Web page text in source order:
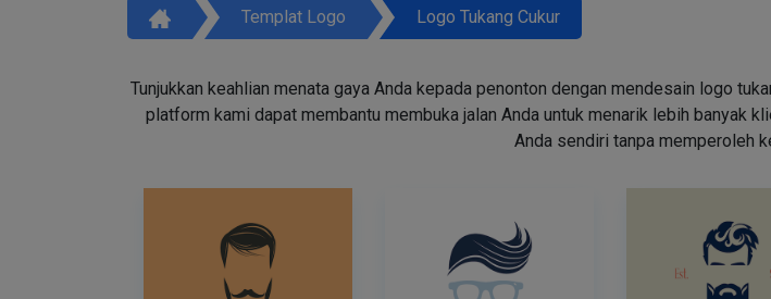
Templat Logo Logo Tukang Cukur
Tunjukkan keahlian menata gaya Anda kepada penonton dengan mendesain logo
platform kami dapat membantu membuka jalan Anda untuk menarik lebih banyak
Anda sendiri tanpa memperoleh